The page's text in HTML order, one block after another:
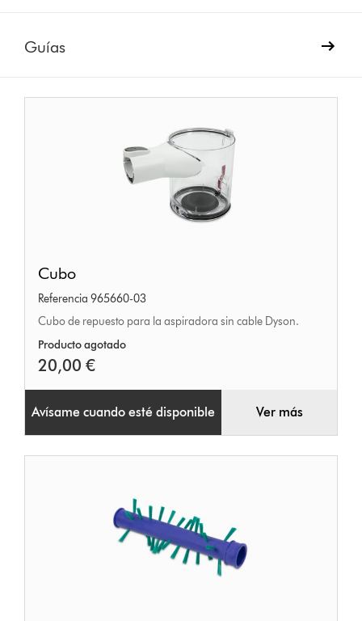
Guías
Cubo
Referencia 965660-03
Cubo de repuesto para la aspiradora sin cable Dyson.
Producto agotado
20,00 €
Avísame cuando esté disponible Ver más